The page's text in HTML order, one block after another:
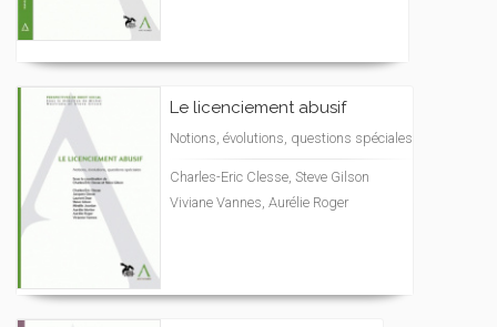
Le licenciement abusif
Notions, évolutions, questions spéciales
Charles-Eric Clesse, Steve Gilson
Viviane Vannes, Aurélie Roger